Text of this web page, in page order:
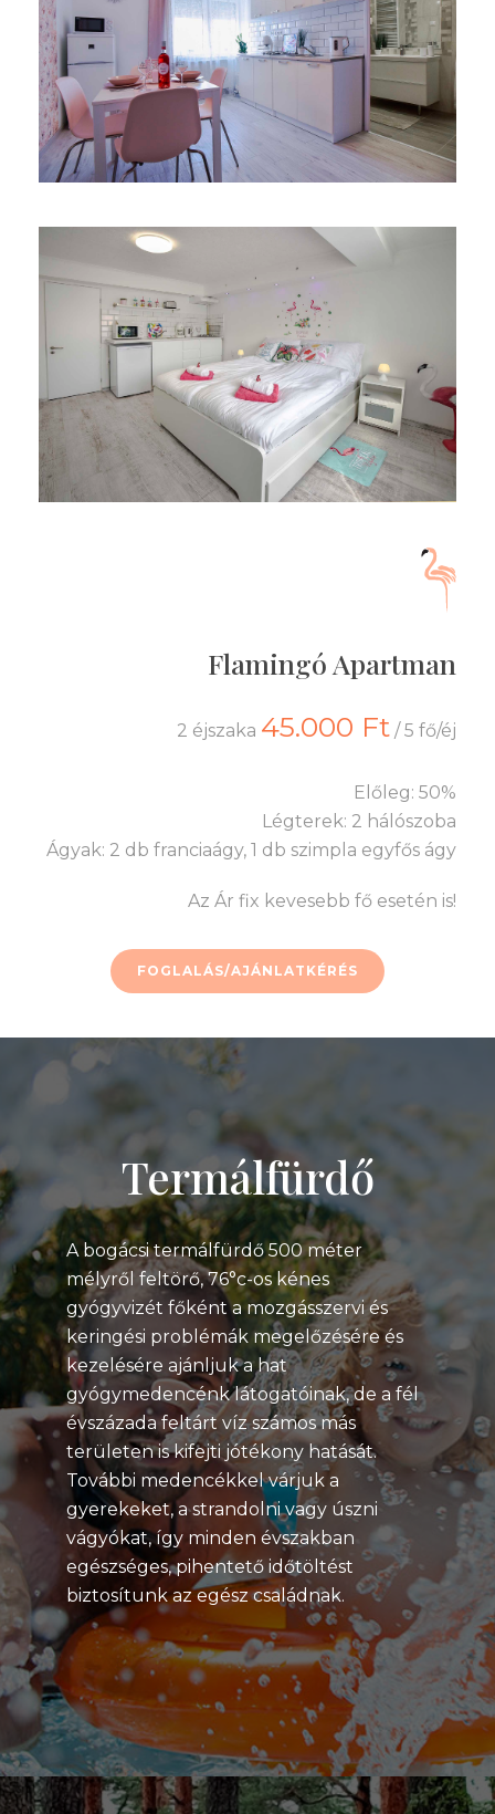
Flamingó Apartman
2 éjszaka 45.000 Ft / 5 fő/éj
Előleg: 50%
Légterek: 2 hálószoba
Ágyak: 2 db franciaágy, 1 db szimpla egyfős ágy
Az Ár fix kevesebb fő esetén is!
FOGLALÁS/AJÁNLATKÉRÉS
Termálfürdő
A bogácsi termálfürdő 500 méter
mélyről feltörő, 76°c-os kénes
gyógyvizét főként a mozgásszervi és
keringési problémák megelőzésére és
kezelésére ajánljuk a hat
gyógymedencénk látogatóinak, de a fél
évszázada feltárt víz számos más
területen is kifejti jótékony hatását.
További medencékkel várjuk a
gyerekeket, a strandolni vagy úszni
vágyókat, így minden évszakban
egészséges, pihentető időtöltést
biztosítunk az egész családnak.